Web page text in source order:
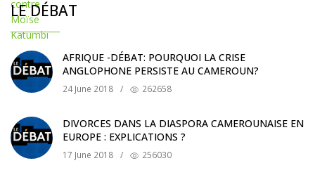
LE DÉBAT
AFRIQUE -DÉBAT: POURQUOI LA CRISE
ANGLOPHONE PERSISTE AU CAMEROUN?
24 June 2018 / 262658
DIVORCES DANS LA DIASPORA CAMEROUNAISE EN
EUROPE : EXPLICATIONS ?
17 June 2018 / 256030